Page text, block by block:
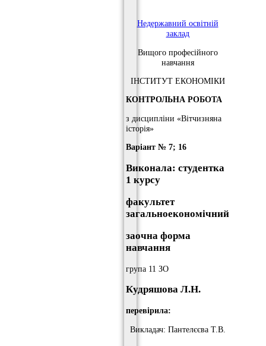
Недержавний освітній
заклад
Вищого професійного
навчання
ІНСТИТУТ ЕКОНОМІКИ
КОНТРОЛЬНА РОБОТА
з дисципліни «Вітчизняна
історія»
Варіант № 7; 16
Виконала: студентка
1 курсу
факультет
загальноекономічний
заочна форма
навчання
група 11 ЗО
Кудряшова Л.Н.
перевірила:
Викладач: Пантелєєва Т.В.